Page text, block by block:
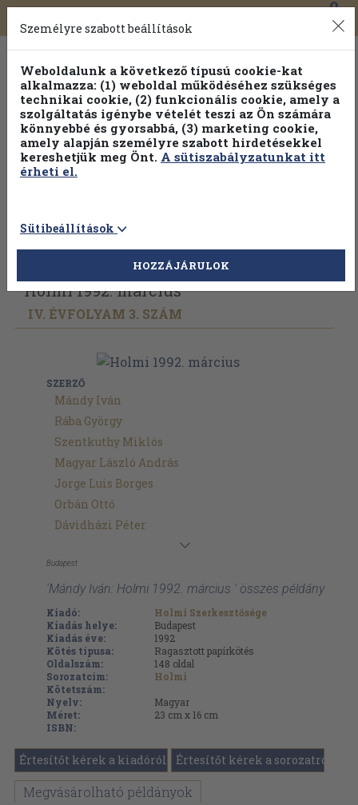
Toggle
navigation
0
Vissza az előző oldalra Válasszon példányt
Holmi 1992. március
IV. ÉVFOLYAM 3. SZÁM
SZERZŐ
Mándy Iván
Rába György
Szentkuthy Miklós
Magyar László András
Jorge Luis Borges
Orbán Ottó
Dávidházi Péter
Budapest
'Mándy Iván: Holmi 1992. március ' összes példány
Kiadó:
Holmi Szerkesztősége
Kiadás helye:
Budapest
Kiadás éve:
1992
Kötés típusa:
Ragasztott papírkötés
Oldalszám:
148 oldal
Sorozatcím:
Holmi
Kötetszám:
Nyelv:
Magyar
Méret:
23 cm x 16 cm
ISBN:
Értesítőt kérek a kiadóról Értesítőt kérek a sorozatról
Megvásárolható példányok
Személyre szabott beállítások
Weboldalunk a következő típusú cookie-kat
alkalmazza: (1) weboldal működéséhez szükséges
technikai cookie, (2) funkcionális cookie, amely a
szolgáltatás igénybe vételét teszi az Ön számára
könnyebbé és gyorsabbá, (3) marketing cookie,
amely alapján személyre szabott hirdetésekkel
kereshetjük meg Önt. A sütiszabályzatunkat itt
érheti el.
Sütibeállítások
HOZZÁJÁRULOK